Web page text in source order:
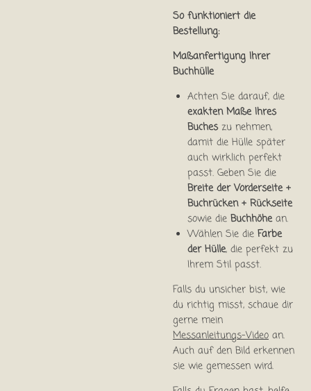
So funktioniert die
Bestellung:
Maßanfertigung Ihrer
Buchhülle
Achten Sie darauf, die
exakten Maße Ihres
Bucheszu nehmen,
damit die Hülle später
auch wirklich perfekt
passt. Geben Sie die
Breite der Vorderseite +
Buchrücken + Rückseite
sowie die Buchhöhean.
Wählen Sie die Farbe
der Hülle, die perfekt zu
Ihrem Stil passt.
Falls du unsicher bist, wie
du richtig misst, schaue dir
gerne mein
Messanleitungs-Video an.
Auch auf den Bild erkennen
sie wie gemessen wird.